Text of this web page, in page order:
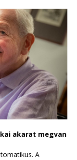
akarat megvan
A